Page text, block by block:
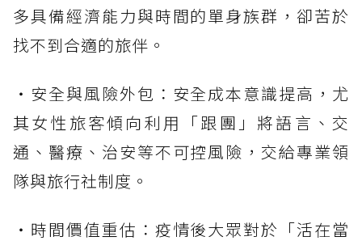
多具備經濟能力與時間的單身族群，卻苦於
找不到合適的旅伴。
・安全與風險外包：安全成本意識提高，尤
其女性旅客傾向利用「跟團」將語言、交
通、醫療、治安等不可控風險，交給專業領
隊與旅行社制度。
・時間價值重估：疫情後大眾對於「活在當